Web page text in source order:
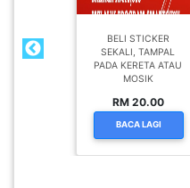
BELI STICKER
SEKALI, TAMPAL
PADA KERETA ATAU
MOSIK
RM 20.00
BACA LAGI